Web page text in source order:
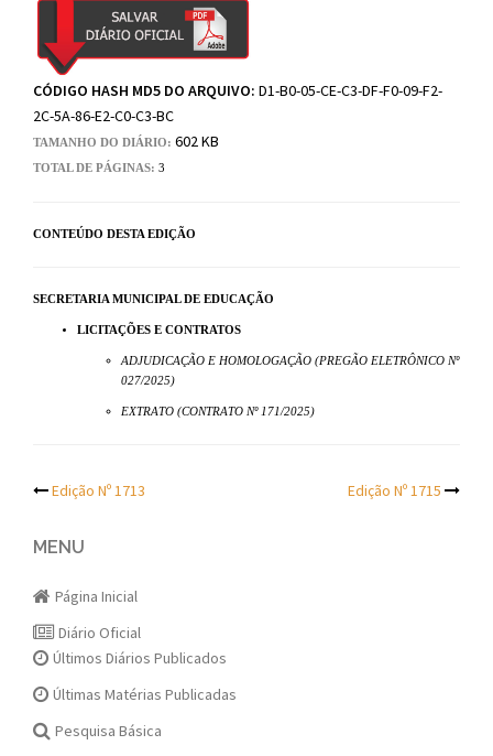
CÓDIGO HASH MD5 DO ARQUIVO: D1-B0-05-CE-C3-DF-F0-09-F2-
2C-5A-86-E2-C0-C3-BC
TAMANHO DO DIÁRIO: 602 KB
TOTAL DE PÁGINAS: 3
CONTEÚDO DESTA EDIÇÃO
SECRETARIA MUNICIPAL DE EDUCAÇÃO
LICITAÇÕES E CONTRATOS
ADJUDICAÇÃO E HOMOLOGAÇÃO (PREGÃO ELETRÔNICO Nº
027/2025)
EXTRATO (CONTRATO Nº 171/2025)
Post
navigation
Edição Nº 1713 Edição Nº 1715
MENU
Página Inicial
Diário Oficial
Últimos Diários Publicados
Últimas Matérias Publicadas
Pesquisa Básica